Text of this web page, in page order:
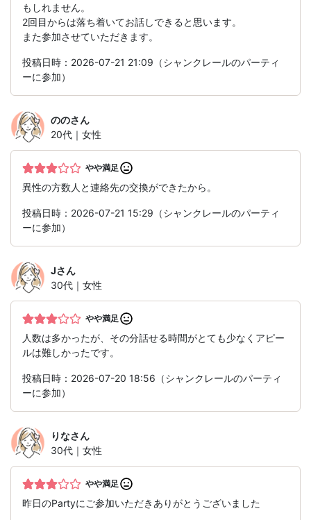
もしれません。
2回目からは落ち着いてお話しできると思います。
また参加させていただきます。
投稿日時：2026-07-21 21:09（シャンクレールのパーティ
ーに参加）
ののさん
20代｜女性
やや満足
異性の方数人と連絡先の交換ができたから。
投稿日時：2026-07-21 15:29（シャンクレールのパーティ
ーに参加）
Jさん
30代｜女性
やや満足
人数は多かったが、その分話せる時間がとても少なくアピー
ルは難しかったです。
投稿日時：2026-07-20 18:56（シャンクレールのパーティ
ーに参加）
りなさん
30代｜女性
やや満足
昨日のPartyにご参加いただきありがとうございました